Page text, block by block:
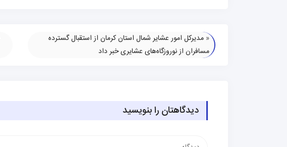
« مدیرکل امور عشایر شمال استان کرمان از استقبال گسترده
مسافران از نوروزگاه‌های عشایری خبر داد
دیدگاهتان را بنویسید